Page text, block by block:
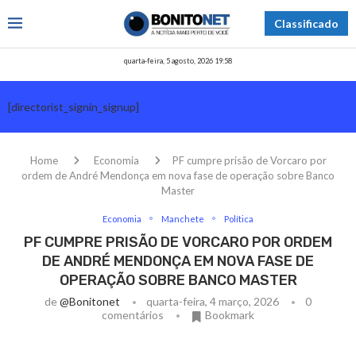
Classificado
quarta-feira, 5 agosto, 2026 19:58
[directorist_signin_signup]
Home Economia
PF cumpre prisão de Vorcaro por
ordem de André Mendonça em nova fase de operação sobre Banco
Master
Economia Manchete Política
PF CUMPRE PRISÃO DE VORCARO POR ORDEM
DE ANDRÉ MENDONÇA EM NOVA FASE DE
OPERAÇÃO SOBRE BANCO MASTER
de@bonitonet quarta-feira, 4 março, 2026
0
comentários
Bookmark